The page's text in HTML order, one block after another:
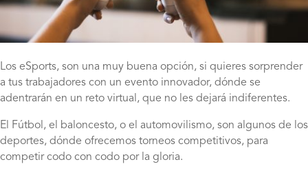
Los eSports, son una muy buena opción, si quieres sorprender
a tus trabajadores con un evento innovador, dónde se
adentrarán en un reto virtual, que no les dejará indiferentes.
El Fútbol, el baloncesto, o el automovilismo, son algunos de los
deportes, dónde ofrecemos torneos competitivos, para
competir codo con codo por la gloria.